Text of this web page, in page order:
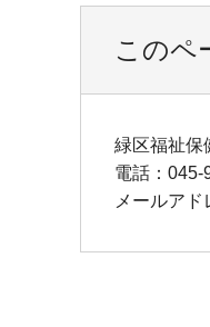
このペ
緑区福祉保
電話：045-
メールアド